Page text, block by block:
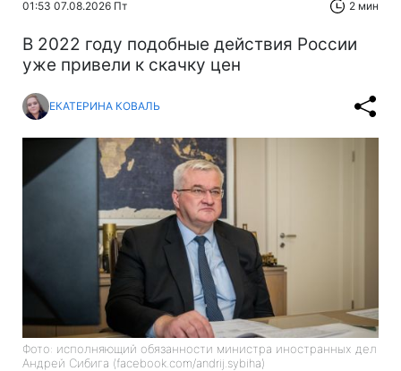
01:53 07.08.2026 Пт 2 мин
В 2022 году подобные действия России
уже привели к скачку цен
ЕКАТЕРИНА КОВАЛЬ
Фото: исполняющий обязанности министра иностранных дел
Андрей Сибига (facebook.com/andrij.sybiha)